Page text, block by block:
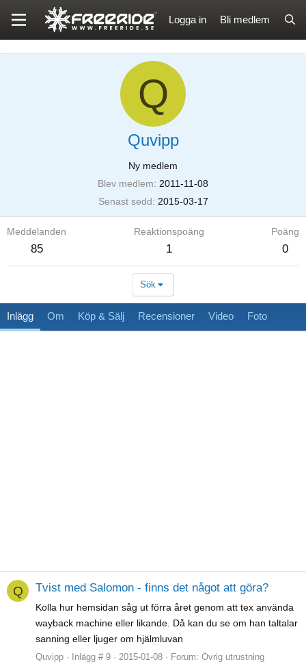
Logga in Bli medlem
Q
Quvipp
Ny medlem
Blev medlem
2011-11-08
Senast sedd
2015-03-17
Meddelanden
85
Reaktionspoäng
1
Poäng
0
Sök
Inlägg Om Köp & Sälj Recensioner Video Foto
Q Tvist med Salomon - finns det något att göra?
Kolla hur hemsidan såg ut förra året genom att tex använda
wayback machine eller likande. Då kan du se om han taltalar
sanning eller ljuger om hjälmluvan
Quvipp Inlägg # 9 2015-01-08 Forum: Övrig utrustning